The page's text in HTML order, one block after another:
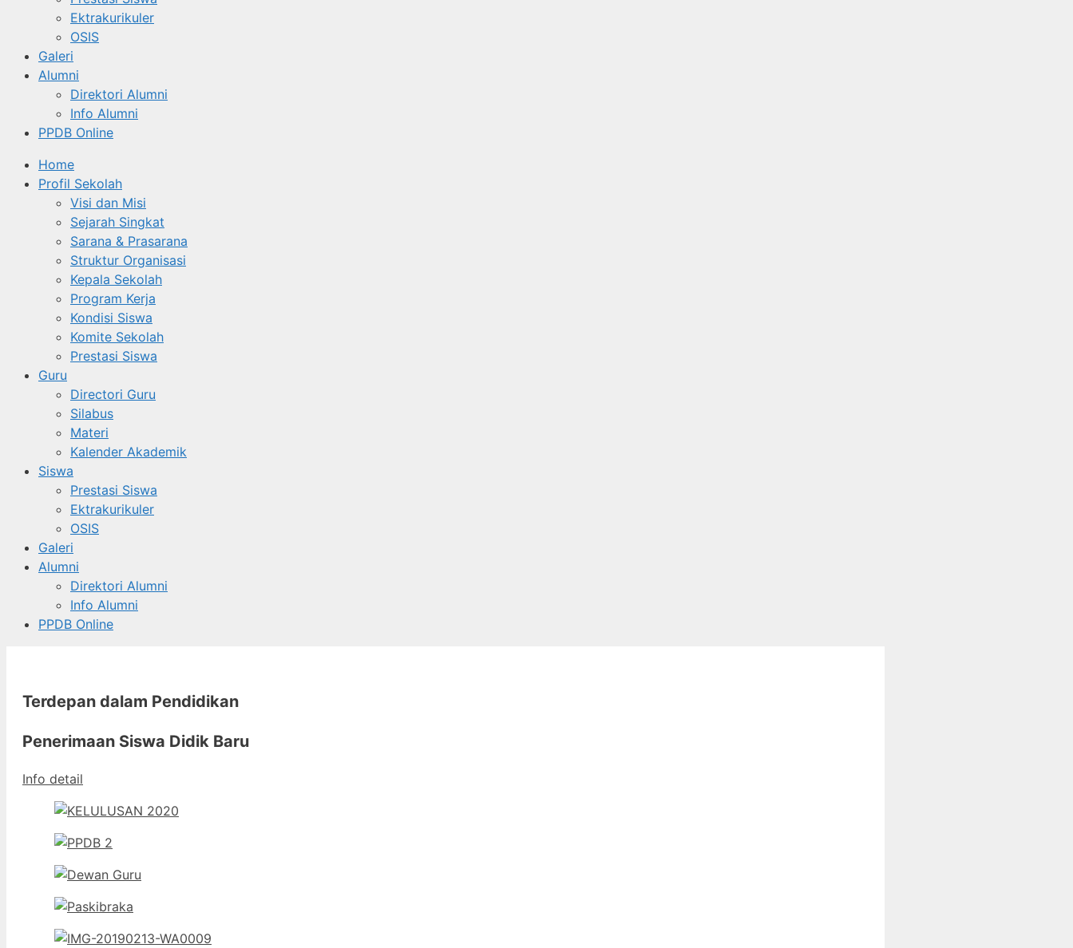
Ektrakurikuler
OSIS
Galeri
Alumni
Direktori Alumni
Info Alumni
PPDB Online
Home
Profil Sekolah
Visi dan Misi
Sejarah Singkat
Sarana & Prasarana
Struktur Organisasi
Kepala Sekolah
Program Kerja
Kondisi Siswa
Komite Sekolah
Prestasi Siswa
Guru
Directori Guru
Silabus
Materi
Kalender Akademik
Siswa
Prestasi Siswa
Ektrakurikuler
OSIS
Galeri
Alumni
Direktori Alumni
Info Alumni
PPDB Online
Terdepan dalam Pendidikan
Penerimaan Siswa Didik Baru
Info detail